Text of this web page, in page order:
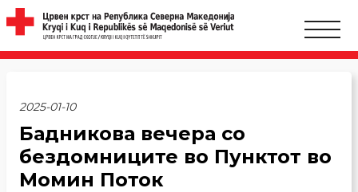
2025-01-10
Бадникова вечера со
бездомниците во Пунктот во
Момин Поток